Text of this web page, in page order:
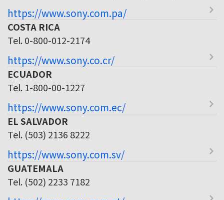
https://www.sony.com.pa/
COSTA RICA
Tel. 0-800-012-2174
https://www.sony.co.cr/
ECUADOR
Tel. 1-800-00-1227
https://www.sony.com.ec/
EL SALVADOR
Tel. (503) 2136 8222
https://www.sony.com.sv/
GUATEMALA
Tel. (502) 2233 7182